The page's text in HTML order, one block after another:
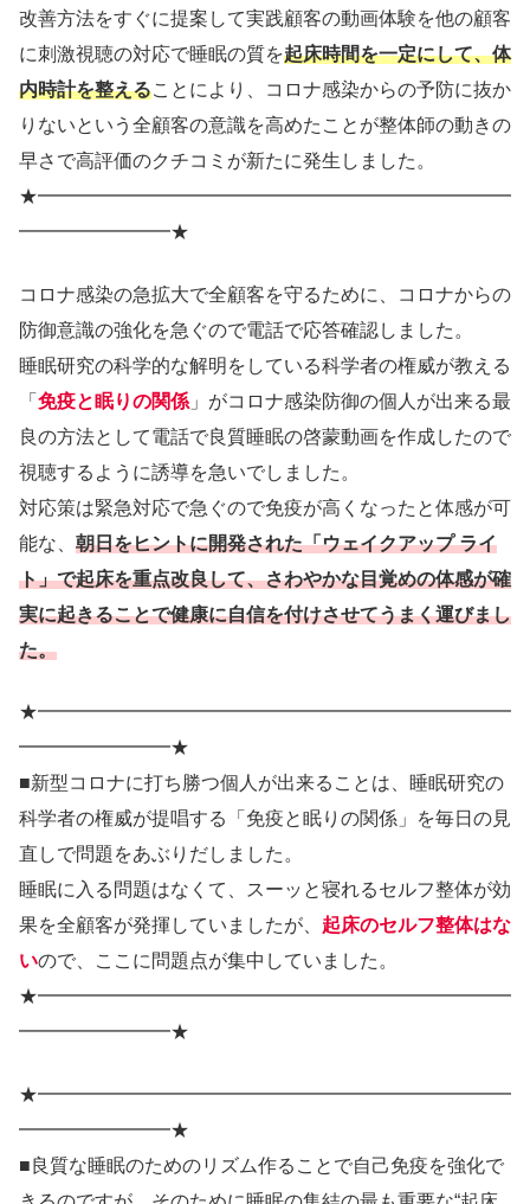
改善方法をすぐに提案して実践顧客の動画体験を他の顧客
に刺激視聴の対応で睡眠の質を起床時間を一定にして、体
内時計を整えることにより、コロナ感染からの予防に抜か
りないという全顧客の意識を高めたことが整体師の動きの
早さで高評価のクチコミが新たに発生しました。
★━━━━━━━━━━━━━━━━━━━━━━━━━
━━━━━━━━★
コロナ感染の急拡大で全顧客を守るために、コロナからの
防御意識の強化を急ぐので電話で応答確認しました。
睡眠研究の科学的な解明をしている科学者の権威が教える
「 免疫と眠りの関係 」がコロナ感染防御の個人が出来る最
良の方法として電話で良質睡眠の啓蒙動画を作成したので
視聴するように誘導を急いでしました。
対応策は緊急対応で急ぐので免疫が高くなったと体感が可
能な、 朝日をヒントに開発された「ウェイクアップ ライ
ト」で起床を重点改良して、さわやかな目覚めの体感が確
実に起きることで健康に自信を付けさせてうまく運びまし
た。
★━━━━━━━━━━━━━━━━━━━━━━━━━
━━━━━━━━★
■新型コロナに打ち勝つ個人が出来ることは、睡眠研究の
科学者の権威が提唱する「免疫と眠りの関係」を毎日の見
直しで問題をあぶりだしました。
睡眠に入る問題はなくて、スーッと寝れるセルフ整体が効
果を全顧客が発揮していましたが、 起床のセルフ整体はな
いので、ここに問題点が集中していました。
★━━━━━━━━━━━━━━━━━━━━━━━━━
━━━━━━━━★
★━━━━━━━━━━━━━━━━━━━━━━━━━
━━━━━━━━★
■良質な睡眠のためのリズム作ることで自己免疫を強化で